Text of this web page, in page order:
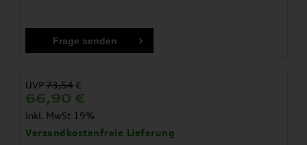
UVP73,54 €
66,90 €
inkl. MwSt 19%
Versandkostenfreie Lieferung